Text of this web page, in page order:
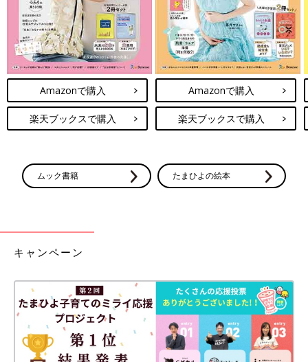
Amazonで購入
楽天ブックスで購入
Amazonで購入
楽天ブックスで購入
ムック書籍 たまひよの絵本
キャンペーン